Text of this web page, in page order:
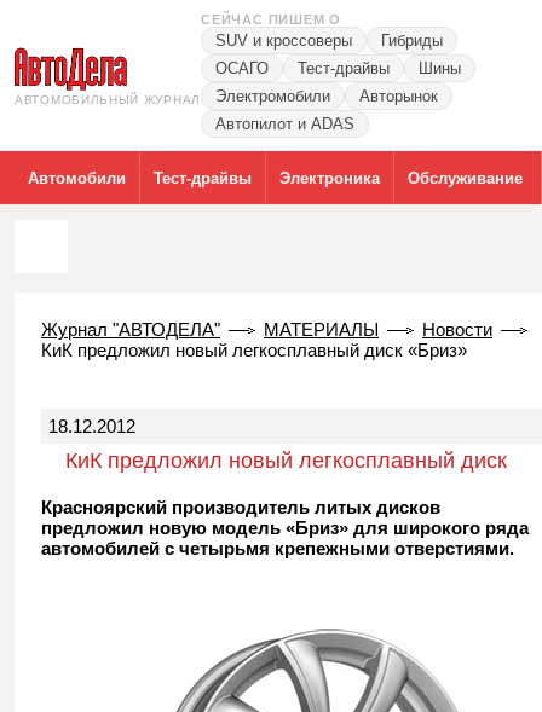
АВТОМОБИЛЬНЫЙ ЖУРНАЛ
СЕЙЧАС ПИШЕМ О
SUV и кроссоверы
Гибриды
ОСАГО
Тест-драйвы
Шины
Электромобили
Авторынок
Автопилот и ADAS
Автомобили Тест-драйвы Электроника Обслуживание
Журнал "АВТОДЕЛА" МАТЕРИАЛЫ
Новости
КиК предложил новый легкосплавный диск «Бриз»
18.12.2012
КиК предложил новый легкосплавный диск
Красноярский производитель литых дисков
предложил новую модель «Бриз» для широкого ряда
автомобилей с четырьмя крепежными отверстиями.